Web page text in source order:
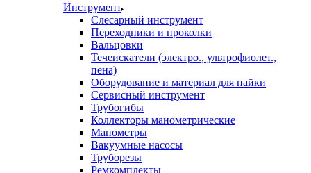
Инструмент
Слесарный инструмент
Переходники и проколки
Вальцовки
Течеискатели (электро., ультрофиолет.,
пена)
Оборудование и материал для пайки
Сервисный инструмент
Трубогибы
Коллекторы манометрические
Манометры
Вакуумные насосы
Труборезы
Ремкомплекты